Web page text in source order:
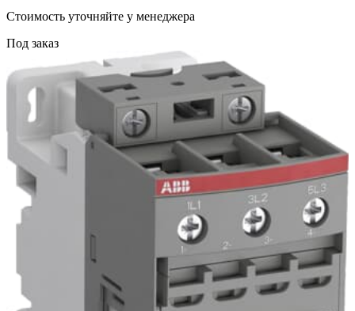
Cтоимость уточняйте у менеджера
Под заказ